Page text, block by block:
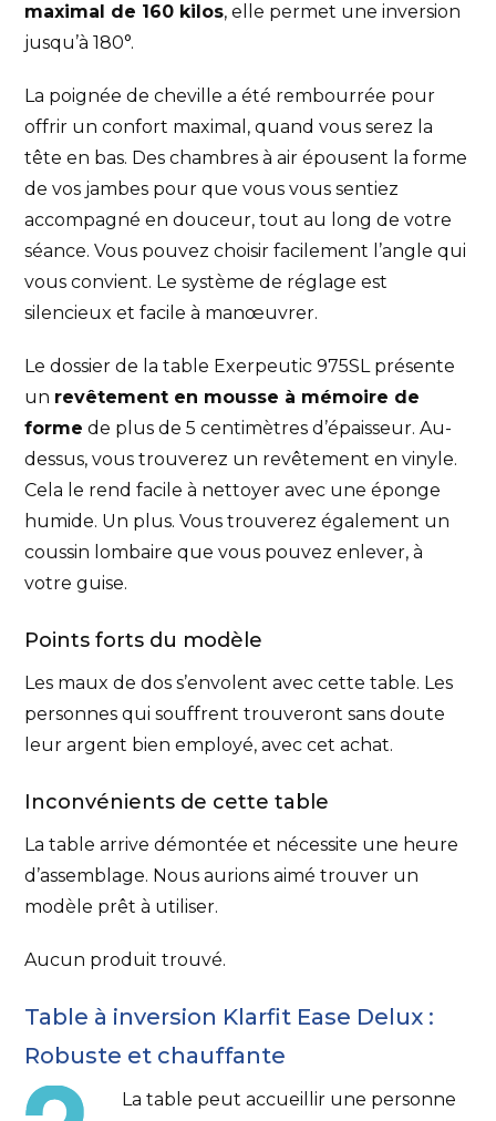
maximal de 160 kilos, elle permet une inversion
jusqu’à 180°.
La poignée de cheville a été rembourrée pour
offrir un confort maximal, quand vous serez la
tête en bas. Des chambres à air épousent la forme
de vos jambes pour que vous vous sentiez
accompagné en douceur, tout au long de votre
séance. Vous pouvez choisir facilement l’angle qui
vous convient. Le système de réglage est
silencieux et facile à manœuvrer.
Le dossier de la table Exerpeutic 975SL présente
un revêtement en mousse à mémoire de
forme de plus de 5 centimètres d’épaisseur. Au-
dessus, vous trouverez un revêtement en vinyle.
Cela le rend facile à nettoyer avec une éponge
humide. Un plus. Vous trouverez également un
coussin lombaire que vous pouvez enlever, à
votre guise.
Points forts du modèle
Les maux de dos s’envolent avec cette table. Les
personnes qui souffrent trouveront sans doute
leur argent bien employé, avec cet achat.
Inconvénients de cette table
La table arrive démontée et nécessite une heure
d’assemblage. Nous aurions aimé trouver un
modèle prêt à utiliser.
Aucun produit trouvé.
Table à inversion Klarfit Ease Delux :
Robuste et chauffante
La table peut accueillir une personne